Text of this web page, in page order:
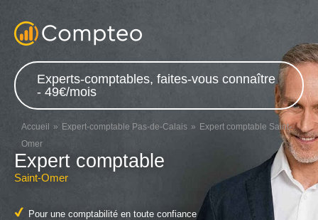
Experts-comptables, faites-vous connaître
- 49€/mois
Accueil Expert-comptable Pas-de-Calais
Expert comptable Saint-
Omer
Expert comptable
Saint-Omer
Pour une comptabilité en toute confiance